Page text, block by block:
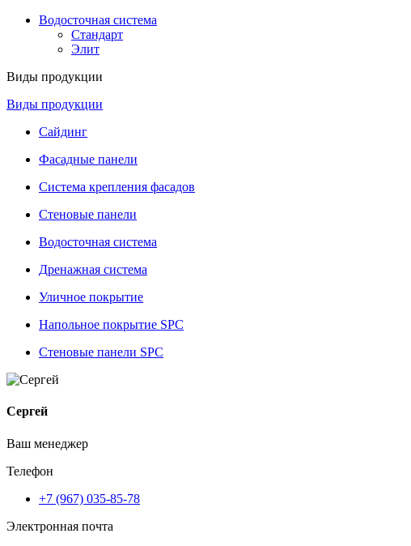
Водосточная система
Стандарт
Элит
Виды продукции
Виды продукции
Сайдинг
Фасадные панели
Система крепления фасадов
Стеновые панели
Водосточная система
Дренажная система
Уличное покрытие
Напольное покрытие SPC
Стеновые панели SPC
Сергей
Ваш менеджер
Телефон
+7 (967) 035-85-78
Электронная почта